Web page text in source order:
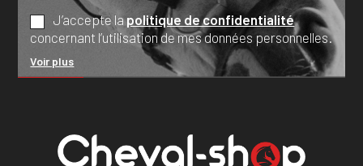
J’accepte lapolitique de confidentialité
concernant l’utilisation de mes données personnelles.
Voir plus